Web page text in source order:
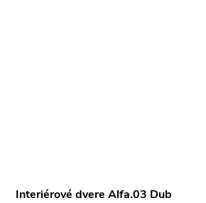
Interiérové dvere Alfa.03 Dub